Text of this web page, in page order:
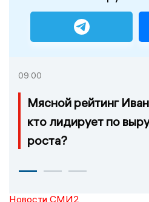
09:00
Мясной рейтинг
кто лидирует по
роста?
Новости СМИ2